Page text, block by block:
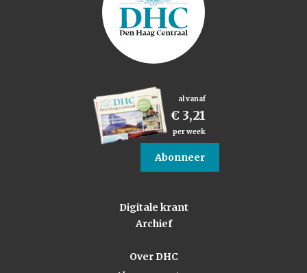
al vanaf
€ 3,21
per week
Abonneer
Digitale krant
Archief
Over DHC